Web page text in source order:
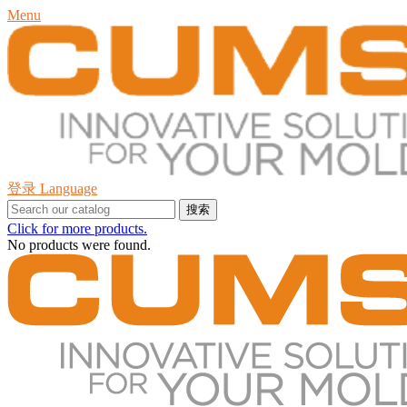
Menu
登录 Language
搜索
Click for more products.
No products were found.